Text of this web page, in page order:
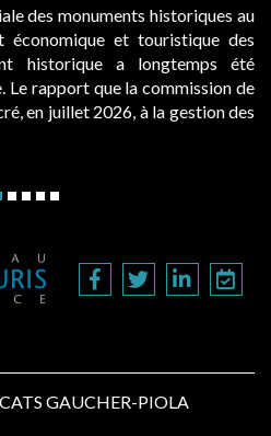
historiques au
et touristique des
a longtemps été
la commission de
à la gestion des
Evocatrices
également un
public, elles
d’occupation.
GAUCHER-PIOLA